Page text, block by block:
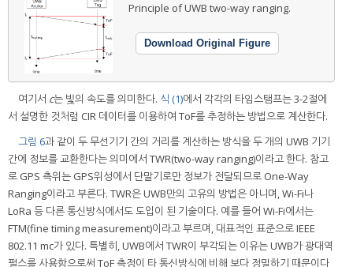
Principle of UWB two-way ranging.
Download Original Figure
여기서 c는 빛의 속도를 의미한다. 식 (1)에서 각각의 타임스탬프는 3-2절에
서 설명한 것처럼 CIR 데이터를 이용하여 ToF를 추정하는 방법으로 계산한다.
그림 6과 같이 두 무선기기 간의 거리를 계산하는 방식을 두 개의 UWB 기기
간에 정보를 교환한다는 의미에서 TWR(two-way ranging)이라고 한다. 참고
로 GPS 측위는 GPS위성에서 단말기로만 정보가 전달되므로 One-Way
Ranging이라고 부른다. TWR은 UWB만의 고유의 방법은 아니며, Wi-Fi나
LoRa 등 다른 통신방식에서도 도입이 된 기술이다. 예를 들어 Wi-Fi에서는
FTM(fine timing measurement)이라고 부르며, 대표적인 표준으로 IEEE
802.11 mc가 있다. 특별히, UWB에서 TWR이 부각되는 이유는 UWB가 광대역
펄스를 사용함으로써 ToF 측정이 타 통신방식에 비해 보다 정밀하기 때문이다